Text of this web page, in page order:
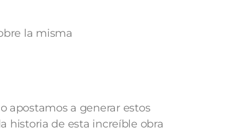
la misma
apostamos a generar estos
historia de esta increíble obra